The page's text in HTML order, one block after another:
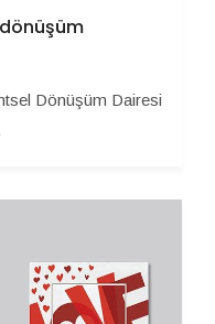
Dönüşüm Dairesi